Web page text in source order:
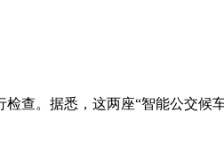
查。据悉，这两座“智能公交候